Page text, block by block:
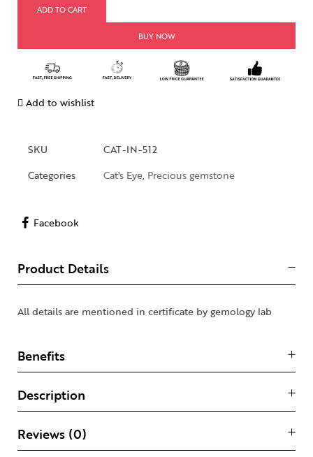
ADD TO CART
BUY NOW
Add to wishlist
SKU
CAT-IN-512
Categories
Cat's Eye, Precious gemstone
Facebook
Product Details
All details are mentioned in certificate by gemology lab
Benefits
Description
Reviews (0)